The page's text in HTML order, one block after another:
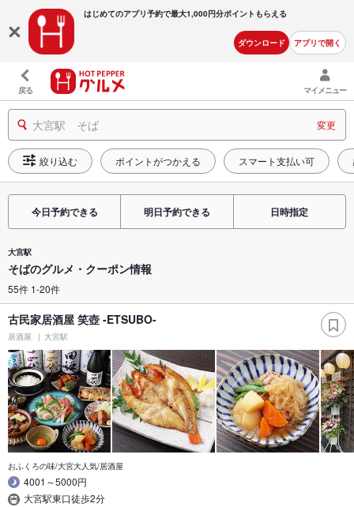
はじめてのアプリ予約で最大1,000円分ポイントもらえる
ダウンロード アプリで開く
戻る マイメニュー
大宮駅 そば 変更
絞り込む ポイントがつかえる スマート支払い可
今日予約できる 明日予約できる 日時指定
大宮駅
そばのグルメ・クーポン情報
55件 1-20件
古民家居酒屋 笑壺 -ETSUBO-
居酒屋 大宮駅
おふくろの味/大宮大人気/居酒屋
4001～5000円
大宮駅東口徒歩2分